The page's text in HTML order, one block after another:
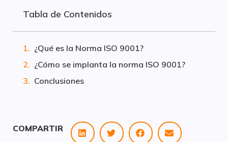
COMPARTIR
Tabla de Contenidos
¿Qué es la Norma ISO 9001?
¿Cómo se implanta la norma ISO 9001?
Conclusiones